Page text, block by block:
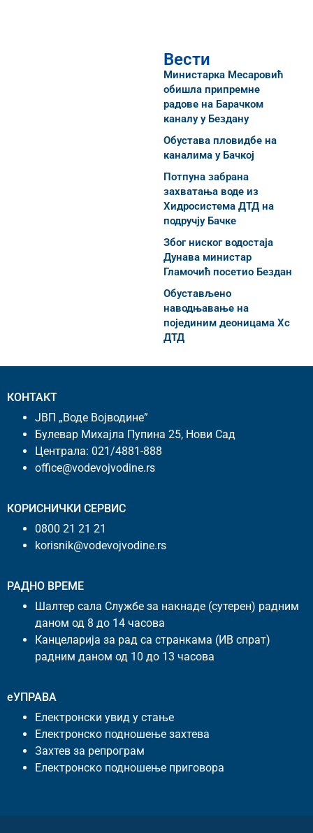
Вести
Министарка Месаровић
обишла припремне
радове на Барачком
каналу у Бездану
Обустава пловидбе на
каналима у Бачкој
Потпуна забрана
захватања воде из
Хидросистема ДТД на
подручју Бачке
Због ниског водостаја
Дунава министар
Гламочић посетио Бездан
Обустављено
наводњавање на
појединим деоницама Хс
ДТД
КОНТАКТ
ЈВП „Воде Војводине”
Булевар Михајла Пупина 25, Нови Сад
Централа: 021/4881-888
office@vodevojvodine.rs
КОРИСНИЧКИ СЕРВИС
0800 21 21 21
korisnik@vodevojvodine.rs
РАДНО ВРЕМЕ
Шалтер сала Службе за накнаде (сутерен) радним
даном од 8 до 14 часова
Канцеларија за рад са странкама (ИВ спрат)
радним даном од 10 до 13 часова
еУПРАВА
Електронски увид у стање
Електронско подношење захтева
Захтев за репрограм
Електронско подношење приговора